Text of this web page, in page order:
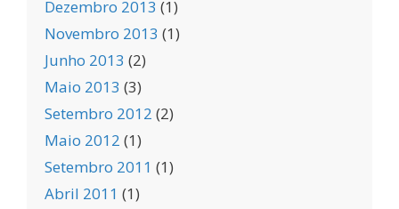
Dezembro 2013 (1)
Novembro 2013 (1)
Junho 2013 (2)
Maio 2013 (3)
Setembro 2012 (2)
Maio 2012 (1)
Setembro 2011 (1)
Abril 2011 (1)